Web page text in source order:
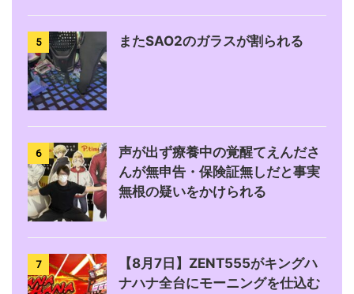
5 またSAO2のガラスが割られる
6
声が出ず療養中の覚醒てえんださ
んが無申告・保険証無しだと事実
無根の疑いをかけられる
7
【8月7日】ZENT555がキングハ
ナハナ全台にモーニングを仕込む